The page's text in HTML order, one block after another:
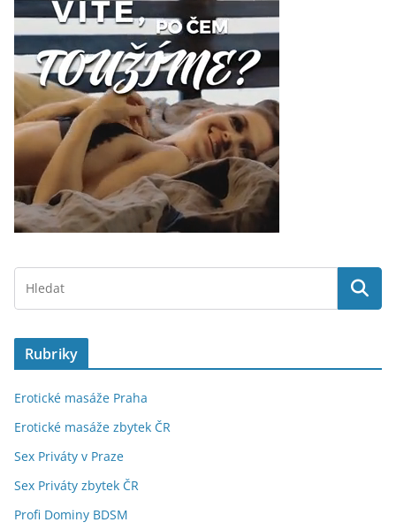
Rubriky
Erotické masáže Praha
Erotické masáže zbytek ČR
Sex Priváty v Praze
Sex Priváty zbytek ČR
Profi Dominy BDSM